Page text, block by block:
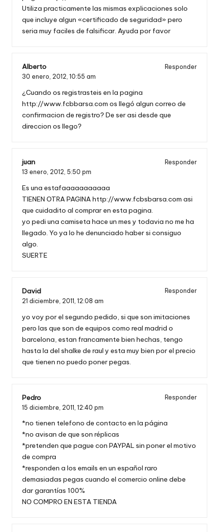
Utiliza practicamente las mismas explicaciones solo
que incluye algun «certificado de seguridad» pero
seria muy faciles de falsificar. Ayuda por favor
Alberto
Responder
30 enero, 2012, 10:55 am
¿Cuando os registrasteis en la pagina
http://www.fcbbarsa.com os llegó algun correo de
confirmacion de registro? De ser asi desde que
direccion os llego?
juan
Responder
13 enero, 2012, 5:50 pm
Es una estafaaaaaaaaaaa
TIENEN OTRA PAGINAhttp://www.fcbsbarsa.com asi
que cuidadito al comprar en esta pagina.
yo pedi una camiseta hace un mes y todavia no me ha
llegado. Yo ya lo he denunciado haber si consiguo
algo.
SUERTE
David
Responder
21 diciembre, 2011, 12:08 am
yo voy por el segundo pedido, si que son imitaciones
pero las que son de equipos como real madrid o
barcelona, estan francamente bien hechas, tengo
hasta la del shalke de raul y esta muy bien por el precio
que tienen no puedo poner pegas.
Pedro
Responder
15 diciembre, 2011, 12:40 pm
*no tienen telefono de contacto en la página
*no avisan de que son réplicas
*pretenden que pague con PAYPAL sin poner el motivo
de compra
*responden a los emails en un español raro
demasiadas pegas cuando el comercio online debe
dar garantías 100%
NO COMPRO EN ESTA TIENDA